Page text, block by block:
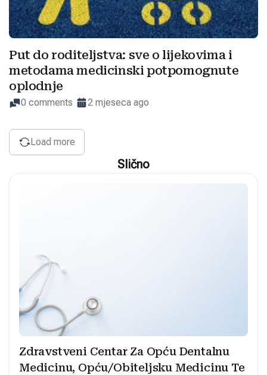
Put do roditeljstva: sve o lijekovima i
metodama medicinski potpomognute
oplodnje
0 comments 2 mjeseca ago
Load more
Slično
Zdravstveni Centar Za Opću Dentalnu
Medicinu, Opću/Obiteljsku Medicinu Te